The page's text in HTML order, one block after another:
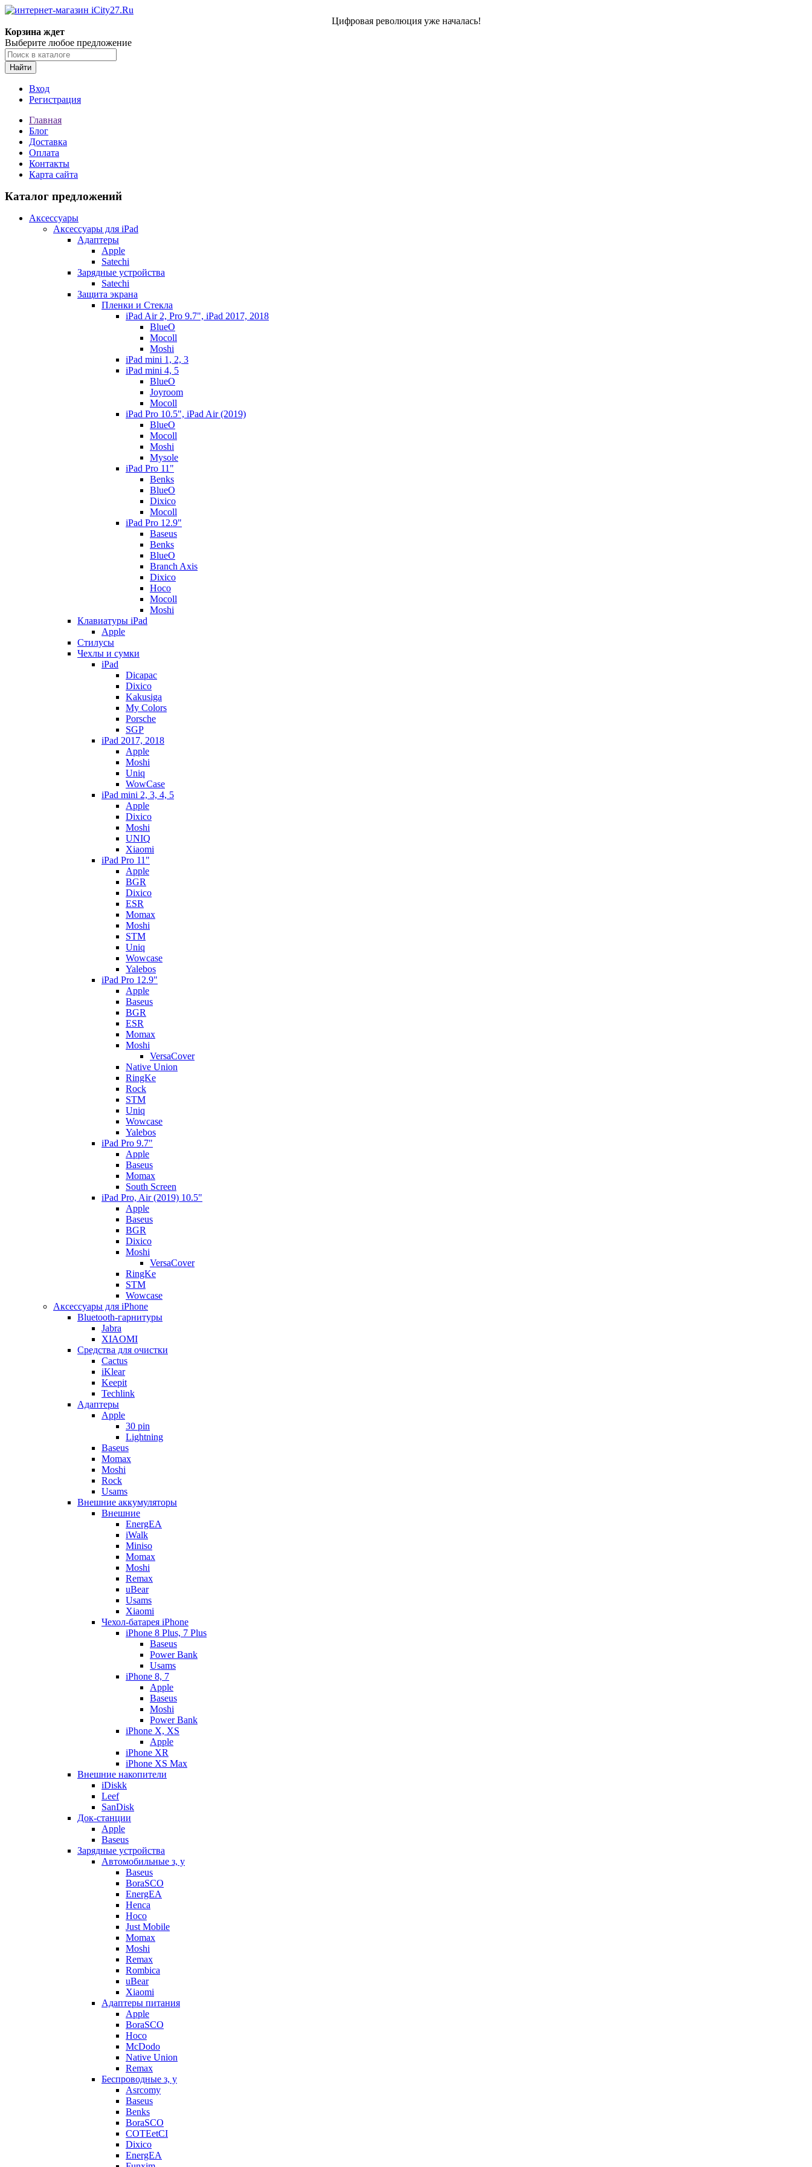
Цифровая революция уже началась!
Корзина ждет
Выберите любое предложение
Найти
Вход
Регистрация
Главная
Блог
Доставка
Оплата
Контакты
Карта сайта
Каталог предложений
Аксессуары
Аксессуары для iPad
Адаптеры
Apple
Satechi
Зарядные устройства
Satechi
Защита экрана
Пленки и Стекла
iPad Air 2, Pro 9.7", iPad 2017, 2018
BlueO
Mocoll
Moshi
iPad mini 1, 2, 3
iPad mini 4, 5
BlueO
Joyroom
Mocoll
iPad Pro 10.5", iPad Air (2019)
BlueO
Mocoll
Moshi
Mysole
iPad Pro 11"
Benks
BlueO
Dixico
Mocoll
iPad Pro 12.9"
Baseus
Benks
BlueO
Branch Axis
Dixico
Hoco
Mocoll
Moshi
Клавиатуры iPad
Apple
Стилусы
Чехлы и сумки
iPad
Dicapac
Dixico
Kakusiga
My Colors
Porsche
SGP
iPad 2017, 2018
Apple
Moshi
Uniq
WowCase
iPad mini 2, 3, 4, 5
Apple
Dixico
Moshi
UNIQ
Xiaomi
iPad Pro 11"
Apple
BGR
Dixico
ESR
Momax
Moshi
STM
Uniq
Wowcase
Yalebos
iPad Pro 12.9"
Apple
Baseus
BGR
ESR
Momax
Moshi
VersaCover
Native Union
RingKe
Rock
STM
Uniq
Wowcase
Yalebos
iPad Pro 9.7"
Apple
Baseus
Momax
South Screen
iPad Pro, Air (2019) 10.5"
Apple
Baseus
BGR
Dixico
Moshi
VersaCover
RingKe
STM
Wowcase
Аксессуары для iPhone
Bluetooth-гарнитуры
Jabra
XIAOMI
Cредства для очистки
Cactus
iKlear
Keepit
Techlink
Адаптеры
Apple
30 pin
Lightning
Baseus
Momax
Moshi
Rock
Usams
Внешние аккумуляторы
Внешние
EnergEA
iWalk
Miniso
Momax
Moshi
Remax
uBear
Usams
Xiaomi
Чехол-батарея iPhone
iPhone 8 Plus, 7 Plus
Baseus
Power Bank
Usams
iPhone 8, 7
Apple
Baseus
Moshi
Power Bank
iPhone X, XS
Apple
iPhone XR
iPhone XS Max
Внешние накопители
iDiskk
Leef
SanDisk
Док-станции
Apple
Baseus
Зарядные устройства
Автомобильные з, у
Baseus
BoraSCO
EnergEA
Henca
Hoco
Just Mobile
Momax
Moshi
Remax
Rombica
uBear
Xiaomi
Адаптеры питания
Apple
BoraSCO
Hoco
McDodo
Native Union
Remax
Беспроводные з, у
Asrcomy
Baseus
Benks
BoraSCO
COTEetCI
Dixico
EnergEA